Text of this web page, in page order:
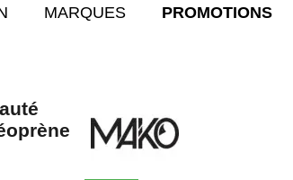
MARQUES PROMOTIONS